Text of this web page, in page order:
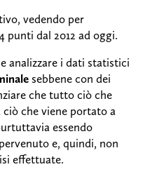
vedendo per
punti dal 2012 ad oggi.
analizzare i dati statistici
sebbene con dei
che tutto ciò che
che viene portato a
essendo
e, quindi, non
effettuate.